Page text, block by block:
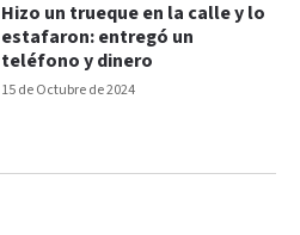
15 de Octubre de 2024
Hizo un trueque en la calle y lo
estafaron: entregó un
teléfono y dinero